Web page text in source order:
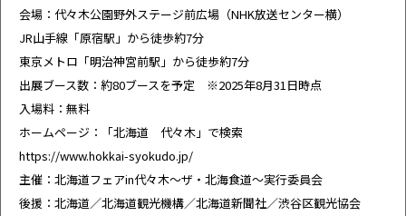
会場：代々木公園野外ステージ前広場（NHK放送センター横）
JR山手線「原宿駅」から徒歩約7分
東京メトロ「明治神宮前駅」から徒歩約7分
出展ブース数：約80ブースを予定 ※2025年8月31日時点
入場料：無料
ホームページ：「北海道 代々木」で検索
https://www.hokkai-syokudo.jp/
主催：北海道フェアin代々木～ザ・北海食道～実行委員会
後援：北海道／北海道観光機構／北海道新聞社／渋谷区観光協会